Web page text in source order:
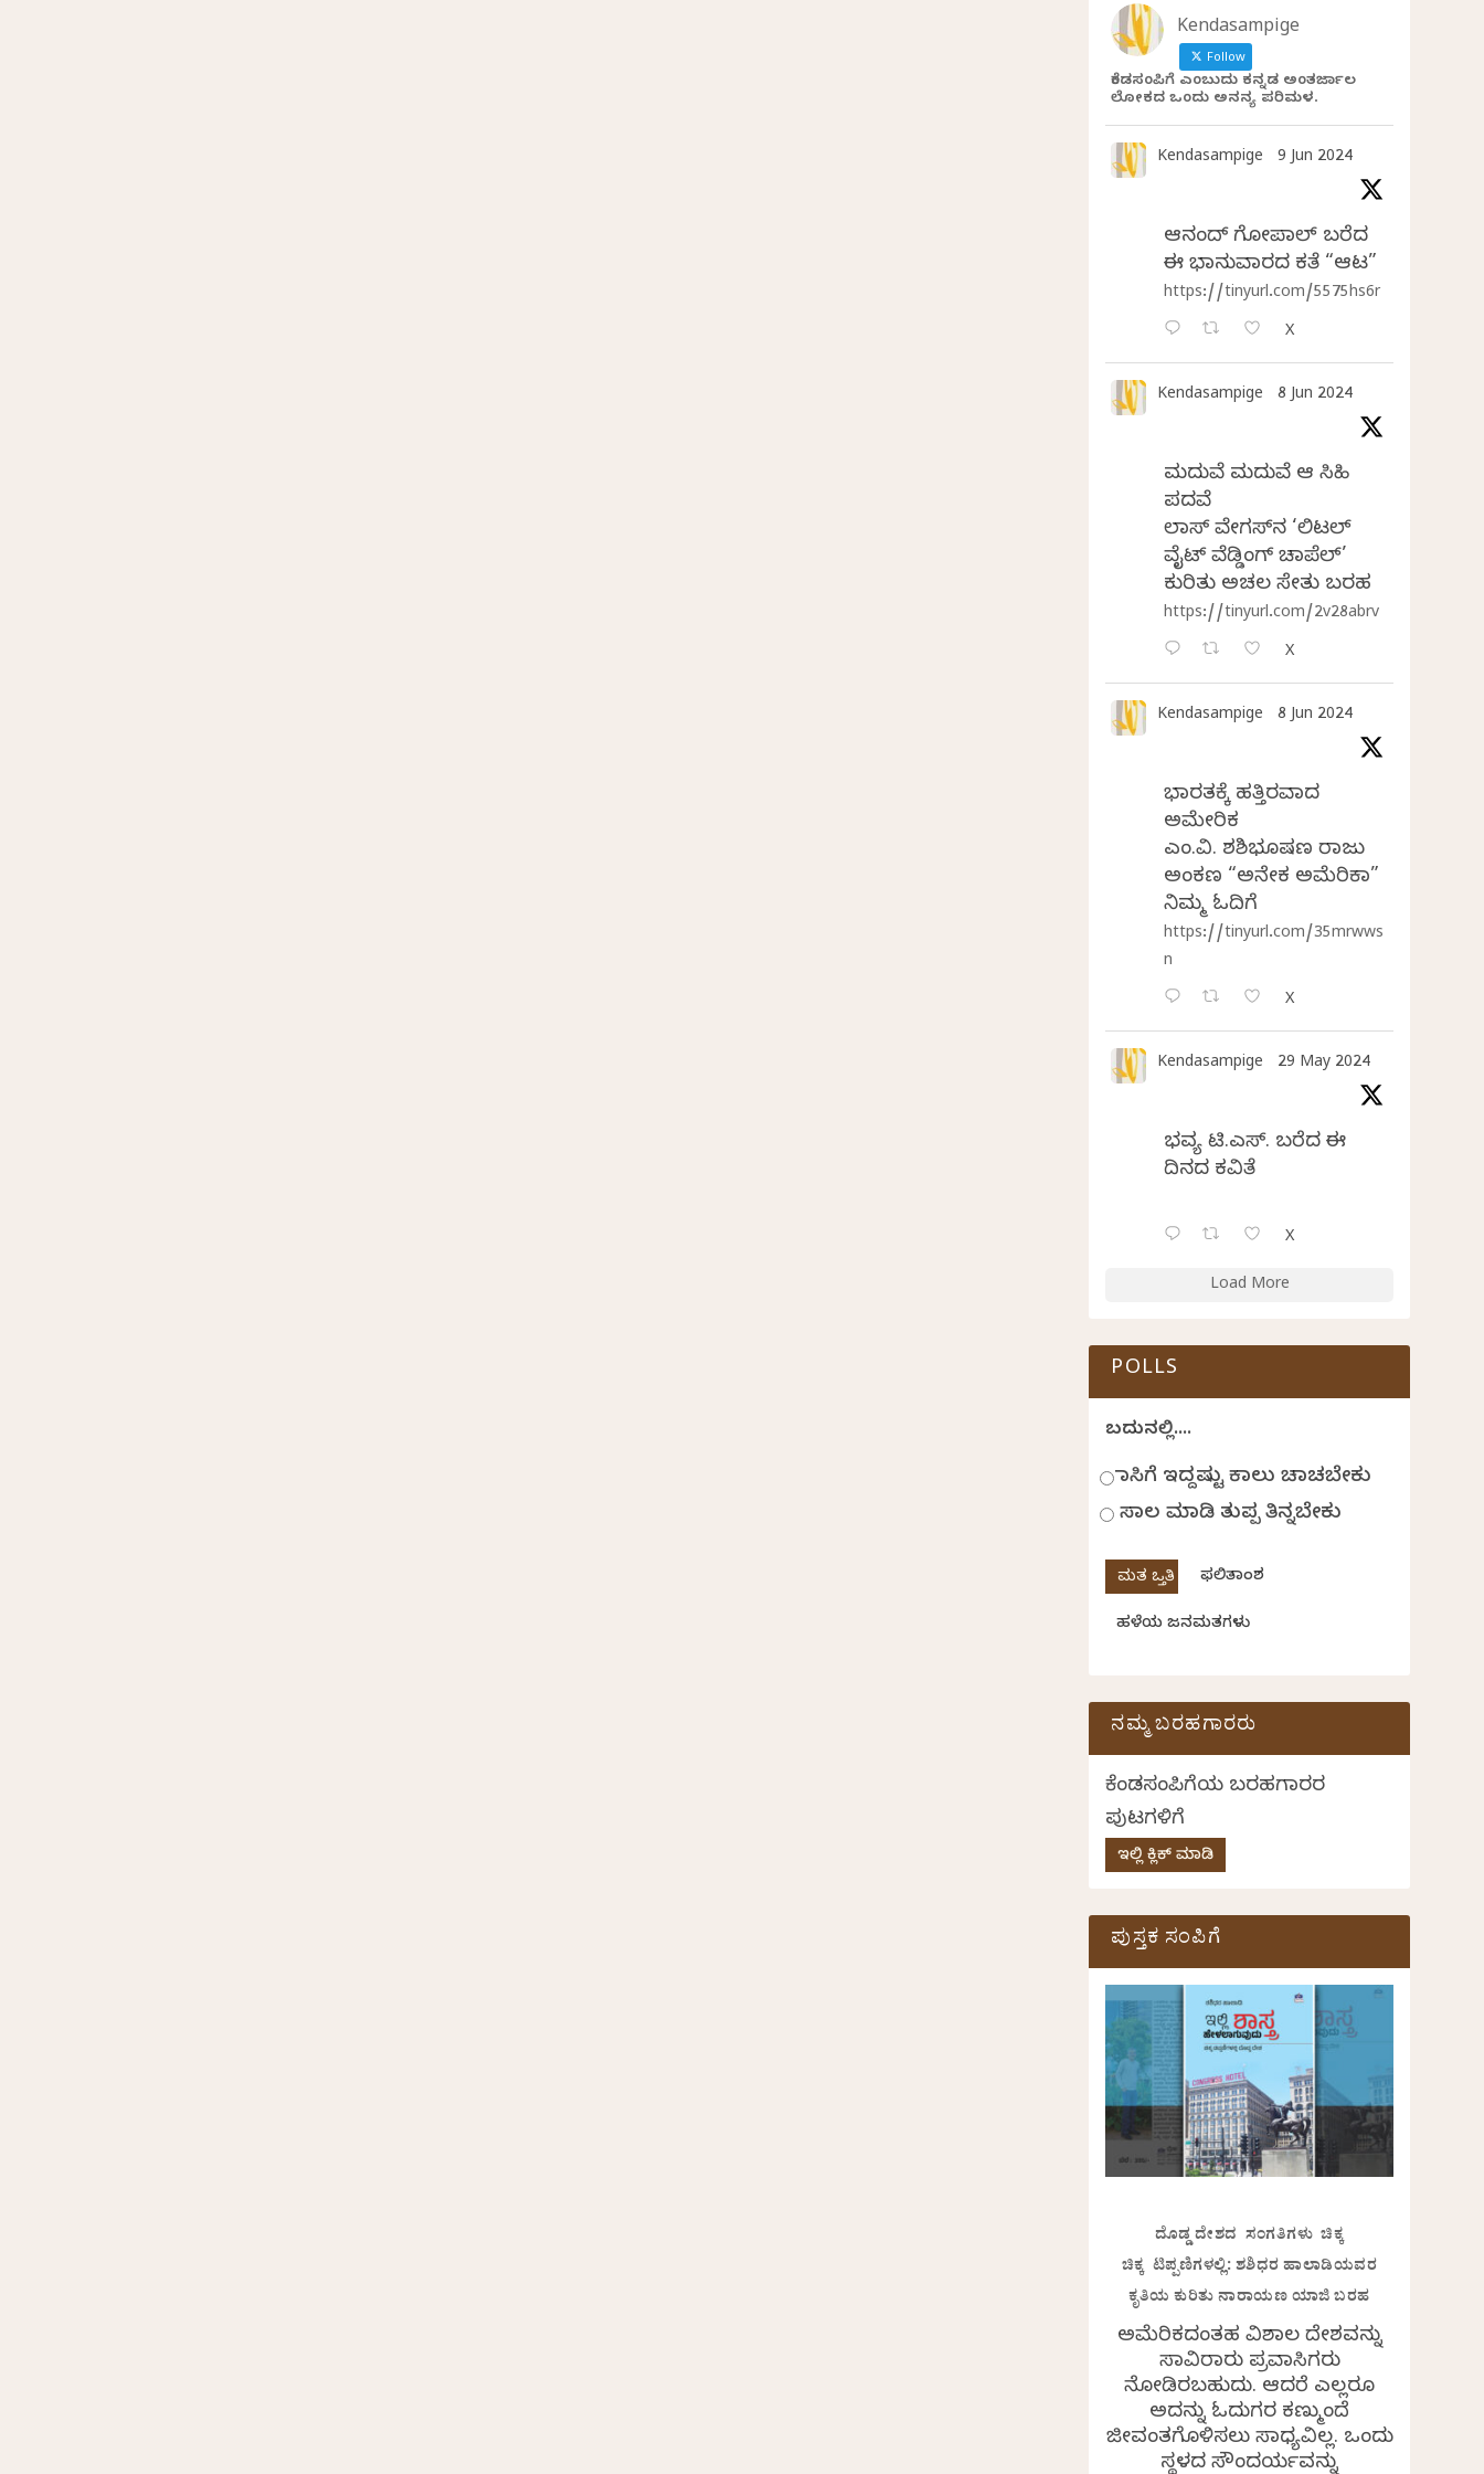
Kendasampige
Follow
ಕೆಂಡಸಂಪಿಗೆ ಎಂಬುದು ಕನ್ನಡ ಅಂತರ್ಜಾಲ
ಲೋಕದ ಒಂದು ಅನನ್ಯ ಪರಿಮಳ.
Kendasampige 9 Jun 2024
ಆನಂದ್‌ ಗೋಪಾಲ್‌ ಬರೆದ
ಈ ಭಾನುವಾರದ ಕತೆ “ಆಟ”
https://tinyurl.com/5575hs6r
X
Kendasampige 8 Jun 2024
ಮದುವೆ ಮದುವೆ ಆ ಸಿಹಿ
ಪದವೆ
ಲಾಸ್‌ ವೇಗಸ್‌ನ ‘ಲಿಟಲ್
ವೈಟ್ ವೆಡ್ಡಿಂಗ್ ಚಾಪೆಲ್’
ಕುರಿತು ಅಚಲ ಸೇತು ಬರಹ
https://tinyurl.com/2v28abrv
X
Kendasampige 8 Jun 2024
ಭಾರತಕ್ಕೆ ಹತ್ತಿರವಾದ
ಅಮೇರಿಕ
ಎಂ.ವಿ. ಶಶಿಭೂಷಣ ರಾಜು
ಅಂಕಣ “ಅನೇಕ ಅಮೆರಿಕಾ”
ನಿಮ್ಮ ಓದಿಗೆ
https://tinyurl.com/35mrwws
n
X
Kendasampige 29 May 2024
ಭವ್ಯ ಟಿ.ಎಸ್. ಬರೆದ ಈ
ದಿನದ ಕವಿತೆ
X
Load More
POLLS
ಬದುಕಿನಲ್ಲಿ....
ಹಾಸಿಗೆ ಇದ್ದಷ್ಟು ಕಾಲು ಚಾಚಬೇಕು
ಸಾಲ ಮಾಡಿ ತುಪ್ಪ ತಿನ್ನಬೇಕು
ಫಲಿತಾಂಶ
ಹಳೆಯ ಜನಮತಗಳು
ನಮ್ಮ ಬರಹಗಾರರು
ಕೆಂಡಸಂಪಿಗೆಯ ಬರಹಗಾರರ
ಪುಟಗಳಿಗೆ
ಇಲ್ಲಿ ಕ್ಲಿಕ್ ಮಾಡಿ
ಪುಸ್ತಕ ಸಂಪಿಗೆ
ದೊಡ್ಡ ದೇಶದ ಸಂಗತಿಗಳು ಚಿಕ್ಕ
ಚಿಕ್ಕ ಟಿಪ್ಪಣಿಗಳಲ್ಲಿ: ಶಶಿಧರ ಹಾಲಾಡಿಯವರ
ಕೃತಿಯ ಕುರಿತು ನಾರಾಯಣ ಯಾಜಿ ಬರಹ
ಅಮೆರಿಕದಂತಹ ವಿಶಾಲ ದೇಶವನ್ನು
ಸಾವಿರಾರು ಪ್ರವಾಸಿಗರು
ನೋಡಿರಬಹುದು. ಆದರೆ ಎಲ್ಲರೂ
ಅದನ್ನು ಓದುಗರ ಕಣ್ಮುಂದೆ
ಜೀವಂತಗೊಳಿಸಲು ಸಾಧ್ಯವಿಲ್ಲ. ಒಂದು
ಸ್ಥಳದ ಸೌಂದರ್ಯವನ್ನು